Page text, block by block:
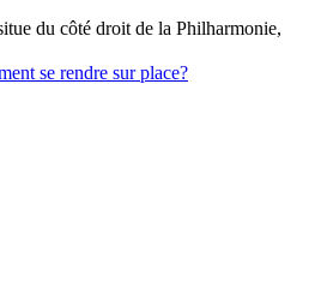
du côté droit de la Philharmonie,
se rendre sur place?